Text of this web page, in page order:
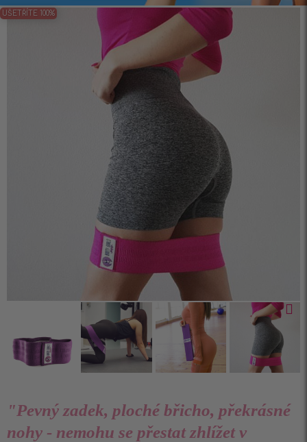
UŠETŘÍTE 100%
"Pevný zadek, ploché břicho, překrásné
nohy - nemohu se přestat zhlížet v